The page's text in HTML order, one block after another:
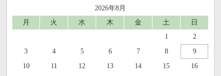
2026年8月
月
火 水 木 金 土 日
1
2
3
4 5 6 7 8
9
10
11 12 13 14 15
16